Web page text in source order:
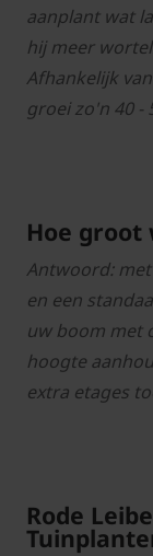
aanplant wat
hij meer
Afhankelijk
groei zo'n 40 -
Hoe groot
Antwoord:
en een
uw boom met
hoogte
extra etages
Rode